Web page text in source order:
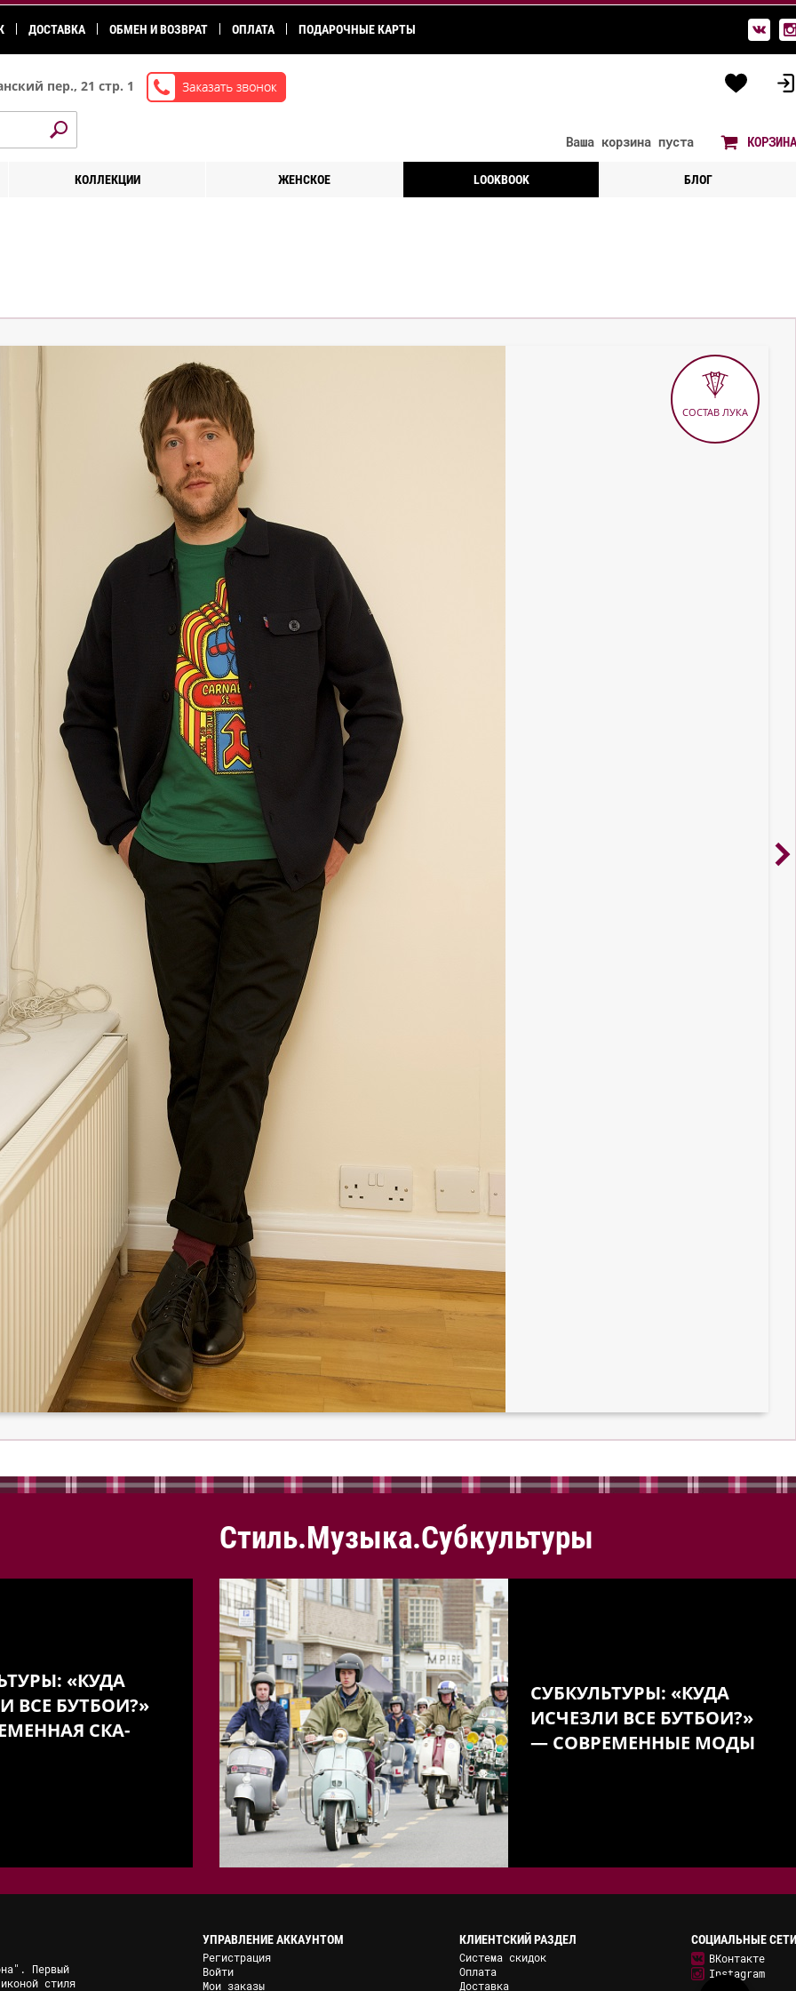
ДОСТАВКА ОБМЕН И ВОЗВРАТ ОПЛАТА ПОДАРОЧНЫЕ КАРТЫ
пер., 21 стр. 1
Ваша корзина пуста КОРЗИНА
КОЛЛЕКЦИИ ЖЕНСКОЕ LOOKBOOK БЛОГ
СОСТАВ ЛУКА
«КУДА
ВСЕ БУТБОИ?»
СКА-
Стиль.Музыка.Субкультуры
СУБКУЛЬТУРЫ: «КУДА
ИСЧЕЗЛИ ВСЕ БУТБОИ?»
— СОВРЕМЕННЫЕ МОДЫ
Первый
стиля
УПРАВЛЕНИЕ АККАУНТОМ
Регистрация
Войти
Мои заказы
КЛИЕНТСКИЙ РАЗДЕЛ
Система скидок
Оплата
Доставка
СОЦИАЛЬНЫЕ СЕТИ
ВКонтакте
Instagram